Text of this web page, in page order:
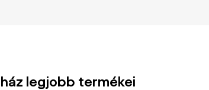
legjobb termékei